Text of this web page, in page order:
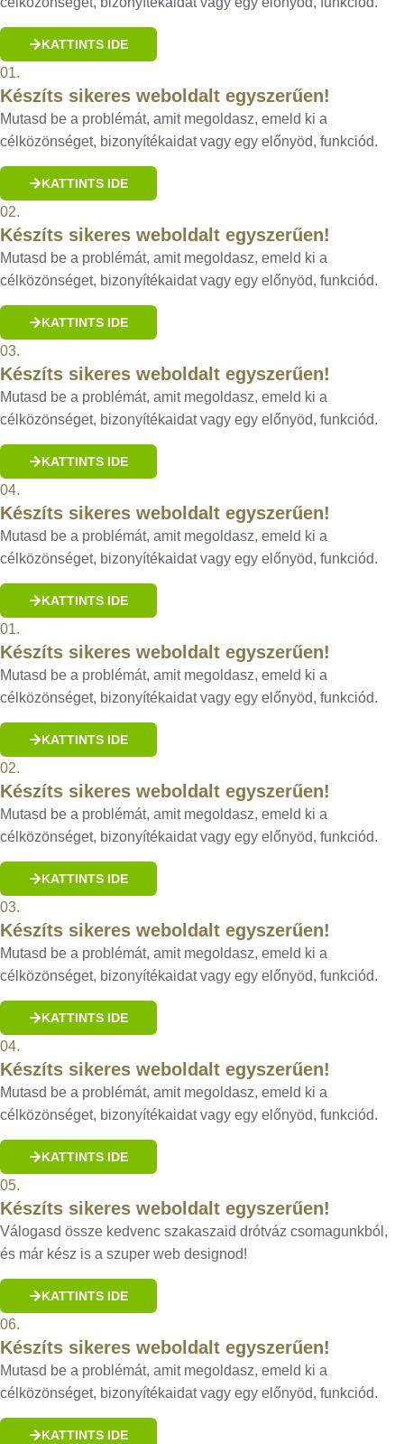
KATTINTS IDE
01.
Készíts sikeres weboldalt egyszerűen!
Mutasd be a problémát, amit megoldasz, emeld ki a
célközönséget, bizonyítékaidat vagy egy előnyöd, funkciód.
KATTINTS IDE
02.
Készíts sikeres weboldalt egyszerűen!
Mutasd be a problémát, amit megoldasz, emeld ki a
célközönséget, bizonyítékaidat vagy egy előnyöd, funkciód.
KATTINTS IDE
03.
Készíts sikeres weboldalt egyszerűen!
Mutasd be a problémát, amit megoldasz, emeld ki a
célközönséget, bizonyítékaidat vagy egy előnyöd, funkciód.
KATTINTS IDE
04.
Készíts sikeres weboldalt egyszerűen!
Mutasd be a problémát, amit megoldasz, emeld ki a
célközönséget, bizonyítékaidat vagy egy előnyöd, funkciód.
KATTINTS IDE
01.
Készíts sikeres weboldalt egyszerűen!
Mutasd be a problémát, amit megoldasz, emeld ki a
célközönséget, bizonyítékaidat vagy egy előnyöd, funkciód.
KATTINTS IDE
02.
Készíts sikeres weboldalt egyszerűen!
Mutasd be a problémát, amit megoldasz, emeld ki a
célközönséget, bizonyítékaidat vagy egy előnyöd, funkciód.
KATTINTS IDE
03.
Készíts sikeres weboldalt egyszerűen!
Mutasd be a problémát, amit megoldasz, emeld ki a
célközönséget, bizonyítékaidat vagy egy előnyöd, funkciód.
KATTINTS IDE
04.
Készíts sikeres weboldalt egyszerűen!
Mutasd be a problémát, amit megoldasz, emeld ki a
célközönséget, bizonyítékaidat vagy egy előnyöd, funkciód.
KATTINTS IDE
05.
Készíts sikeres weboldalt egyszerűen!
Válogasd össze kedvenc szakaszaid drótváz csomagunkból,
és már kész is a szuper web designod!
KATTINTS IDE
06.
Készíts sikeres weboldalt egyszerűen!
Mutasd be a problémát, amit megoldasz, emeld ki a
célközönséget, bizonyítékaidat vagy egy előnyöd, funkciód.
KATTINTS IDE